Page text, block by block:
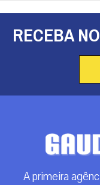
RECEBA
A primeira